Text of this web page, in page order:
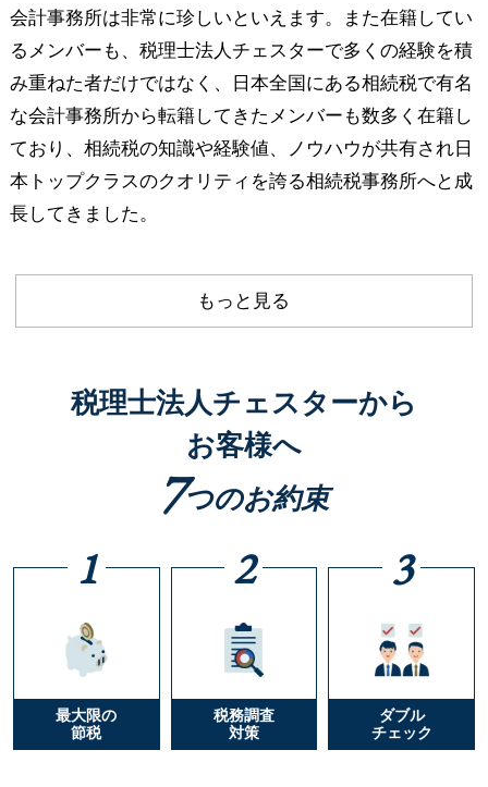
会計事務所は非常に珍しいといえます。また在籍してい
るメンバーも、税理士法人チェスターで多くの経験を積
み重ねた者だけではなく、日本全国にある相続税で有名
な会計事務所から転籍してきたメンバーも数多く在籍し
ており、相続税の知識や経験値、ノウハウが共有され日
本トップクラスのクオリティを誇る相続税事務所へと成
長してきました。
もっと見る
税理士法人チェスターから
お客様へ
7つのお約束
1
最大限の
節税
2
税務調査
対策
3
ダブル
チェック